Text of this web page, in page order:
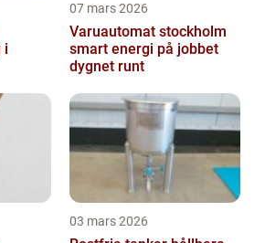
i
07 mars 2026
Varuautomat stockholm
smart energi på jobbet
dygnet runt
03 mars 2026